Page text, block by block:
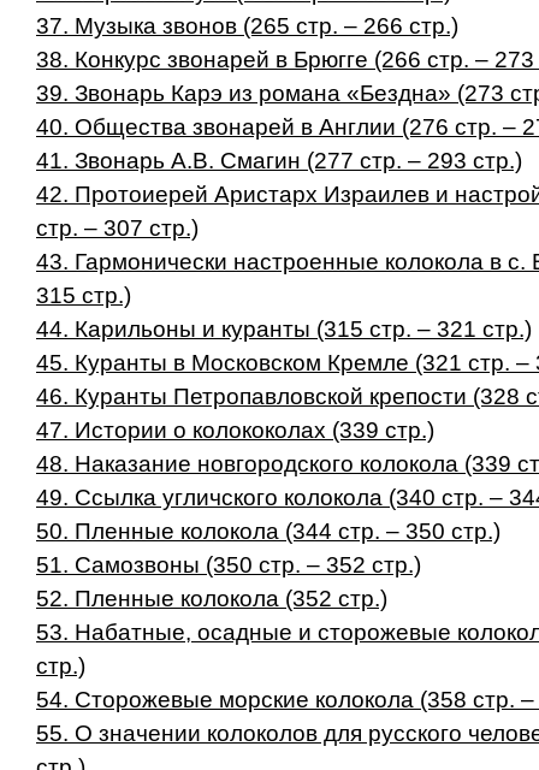
37. Музыка звонов (265 стр. – 266 стр.)
38. Конкурс звонарей в Брюгге (266 стр. – 273
39. Звонарь Карэ из романа «Бездна» (273
40. Общества звонарей в Англии (276 стр. –
41. Звонарь А.В. Смагин (277 стр. – 293 стр.)
42. Протоиерей Аристарх Израилев и
стр. – 307 стр.)
43. Гармонически настроенные колокола в с.
315 стр.)
44. Карильоны и куранты (315 стр. – 321 стр.)
45. Куранты в Московском Кремле (321 стр. –
46. Куранты Петропавловской крепости (328
47. Истории о колококолах (339 стр.)
48. Наказание новгородского колокола (339
49. Ссылка угличского колокола (340 стр. –
50. Пленные колокола (344 стр. – 350 стр.)
51. Самозвоны (350 стр. – 352 стр.)
52. Пленные колокола (352 стр.)
53. Набатные, осадные и сторожевые
стр.)
54. Сторожевые морские колокола (358 стр. –
55. О значении колоколов для русского